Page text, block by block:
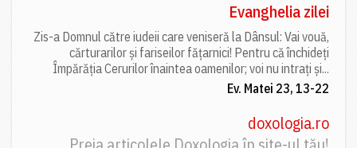
Evanghelia zilei
Zis-a Domnul către iudeii care veniseră la Dânsul: Vai vouă,
cărturarilor și fariseilor fățarnici! Pentru că închideți
Împărăția Cerurilor înaintea oamenilor; voi nu intrați și...
Ev. Matei 23, 13-22
doxologia.ro